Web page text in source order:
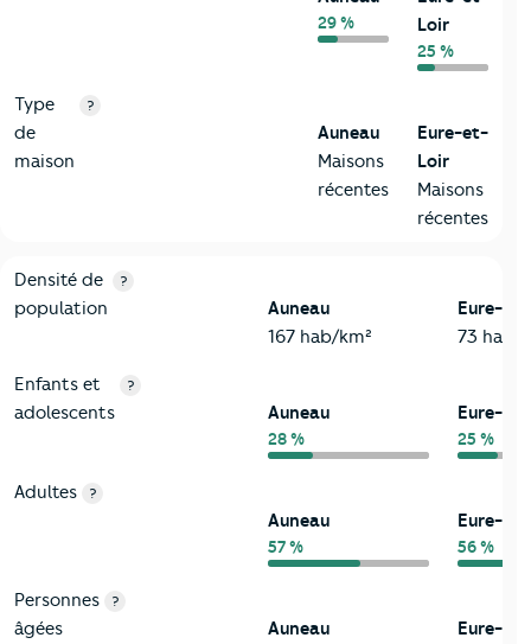
29 %
Loir
25 %
Type
de
maison
?
Auneau
Maisons
récentes
Eure-et-
Loir
Maisons
récentes
2-Habitants
Critères Auneau
Densité de
population
?
Auneau
167 hab/km²
Eure-
73 hab/
Enfants et
adolescents
?
Auneau
28 %
Eure-
25 %
Adultes ?
Auneau
57 %
Eure-
56 %
Personnes
âgées
?
Auneau Eure-